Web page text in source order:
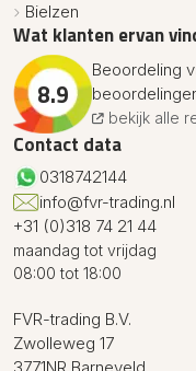
Bielzen
Wat klanten ervan
8.9
Beoordeling
bekijk alle
Contact data
0318742144
info@fvr-trading.nl
+31 (0)318 74 21 44
maandag tot vrijdag
08:00 tot 18:00
FVR-trading B.V.
Zwolleweg 17